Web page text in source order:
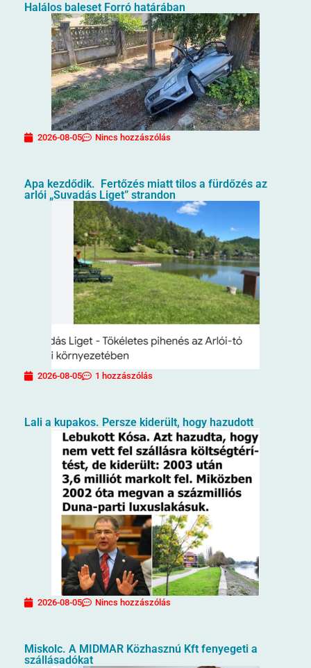
Halálos baleset Forró határában
2026-08-05 Nincs hozzászólás
Apa kezdődik. Fertőzés miatt tilos a fürdőzés az
arlói „Suvadás Liget” strandon
2026-08-05 1 hozzászólás
Lali a kupakos. Persze kiderült, hogy hazudott
2026-08-05 Nincs hozzászólás
Miskolc. A MIDMAR Közhasznú Kft fenyegeti a
szállásadókat